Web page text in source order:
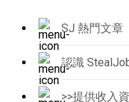
SJ 熱門文章
認識
>>提供收入